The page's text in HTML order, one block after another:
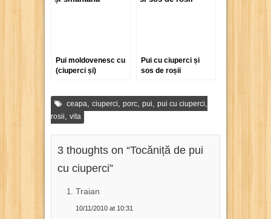
Pui moldovenesc cu
(ciuperci și)
Pui cu ciuperci și
sos de roșii
ceapa ciuperci porc pui pui cu ciuperci
rosii vita
3 thoughts on “Tocăniță de pui
cu ciuperci”
Traian
10/11/2010 at 10:31